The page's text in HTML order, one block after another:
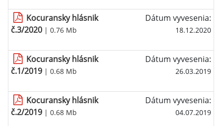
Kocuransky hlásnik
č.3/2020 | 0.76 Mb
Dátum vyvesenia:
18.12.2020
Kocuransky hlásnik
č.1/2019 | 0.68 Mb
Dátum vyvesenia:
26.03.2019
Kocuransky hlásnik
č.2/2019 | 0.68 Mb
Dátum vyvesenia:
04.07.2019